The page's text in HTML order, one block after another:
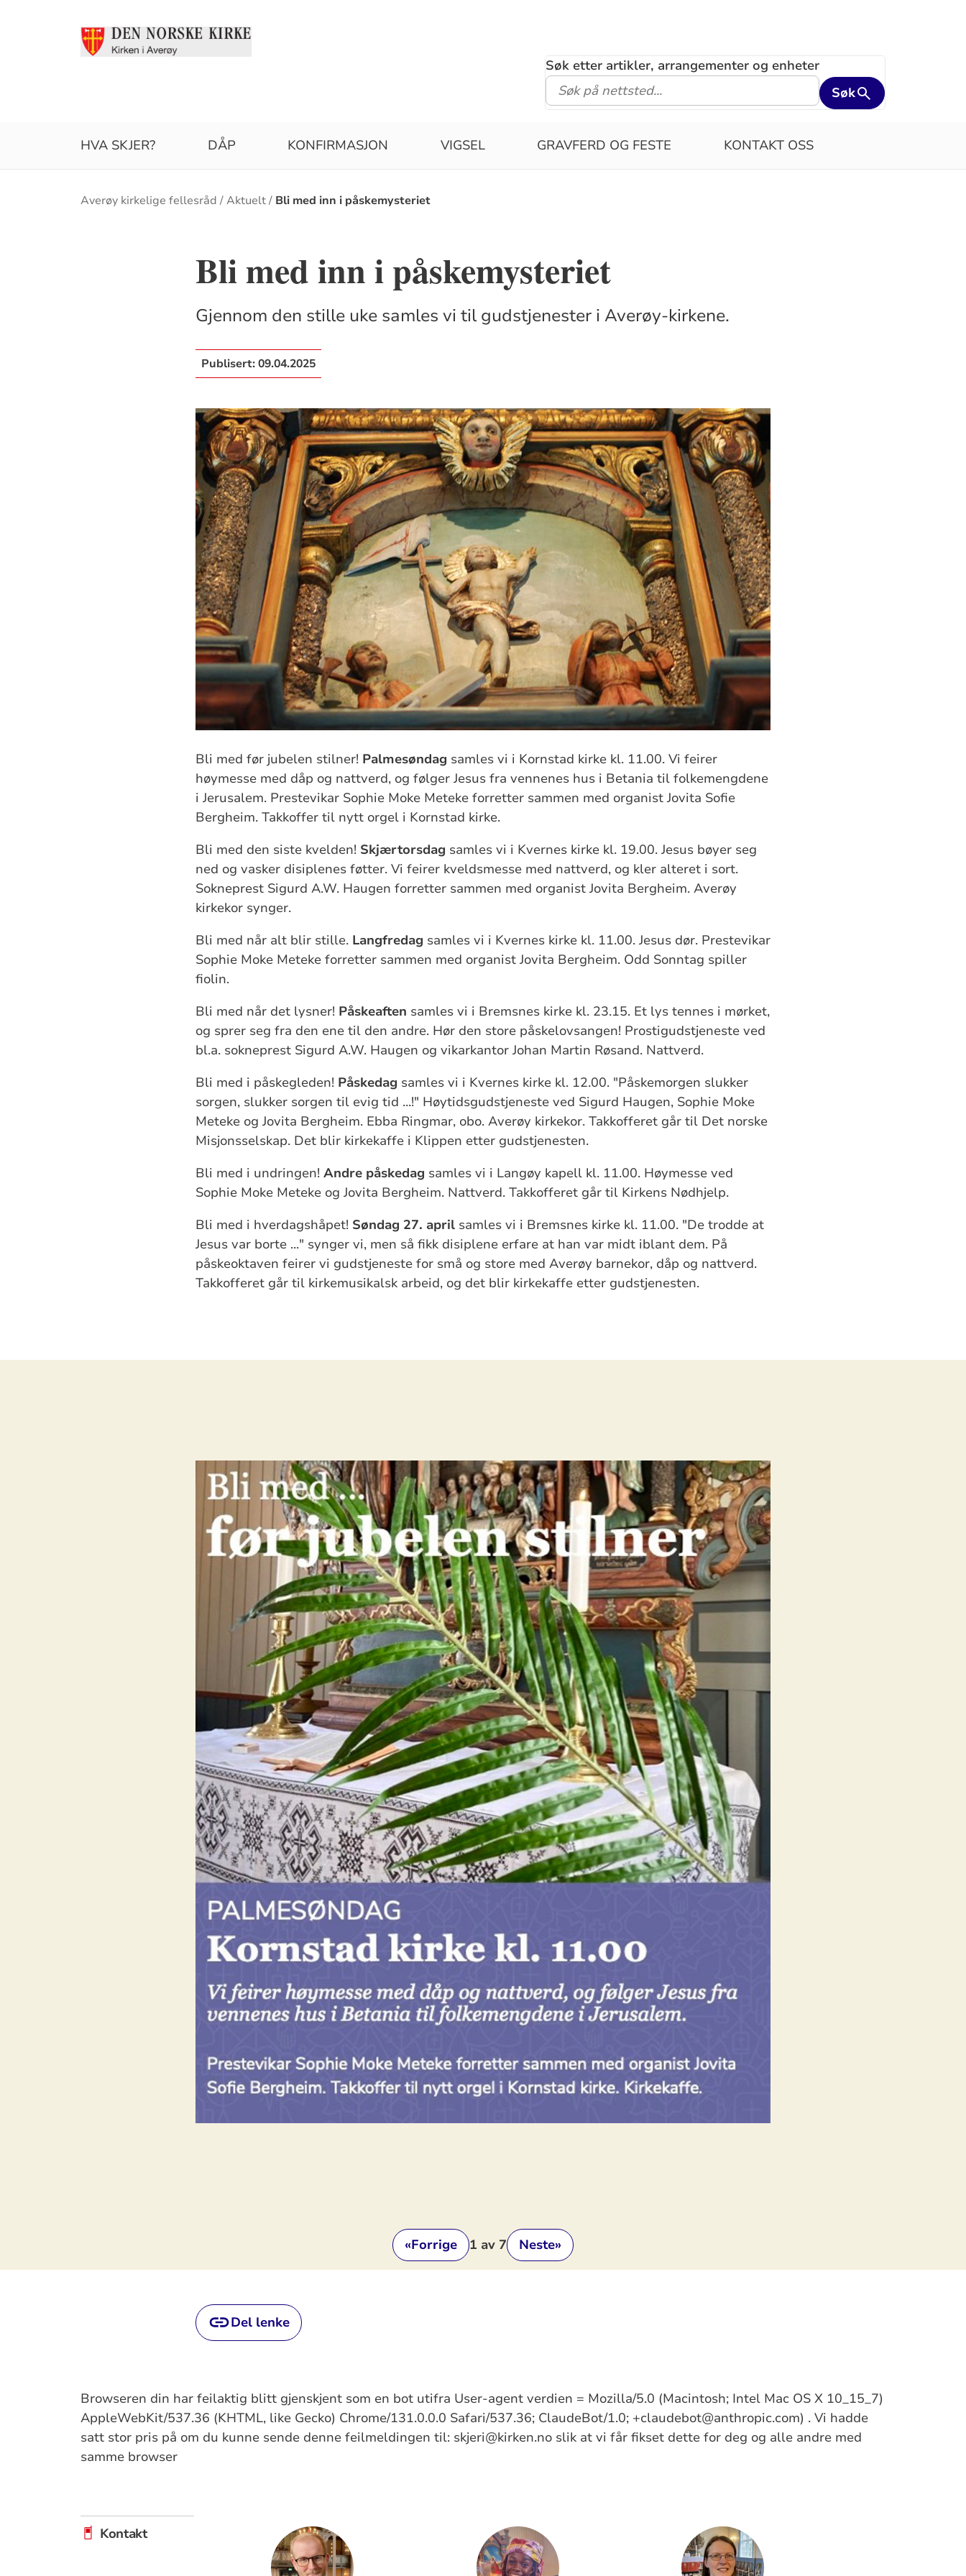
Søk etter artikler, arrangementer og enheter
Søk
HVA SKJER? DÅP KONFIRMASJON VIGSEL GRAVFERD OG FESTE KONTAKT OSS
Brødsmulesti
Averøy kirkelige fellesråd Aktuelt Bli med inn i påskemysteriet
Bli med inn i påskemysteriet
Gjennom den stille uke samles vi til gudstjenester i Averøy-kirkene.
Publisert:09.04.2025
Bli med før jubelen stilner! Palmesøndag samles vi i Kornstad kirke kl. 11.00. Vi feirer
høymesse med dåp og nattverd, og følger Jesus fra vennenes hus i Betania til folkemengdene
i Jerusalem. Prestevikar Sophie Moke Meteke forretter sammen med organist Jovita Sofie
Bergheim. Takkoffer til nytt orgel i Kornstad kirke.
Bli med den siste kvelden! Skjærtorsdag samles vi i Kvernes kirke kl. 19.00. Jesus bøyer seg
ned og vasker disiplenes føtter. Vi feirer kveldsmesse med nattverd, og kler alteret i sort.
Sokneprest Sigurd A.W. Haugen forretter sammen med organist Jovita Bergheim. Averøy
kirkekor synger.
Bli med når alt blir stille. Langfredag samles vi i Kvernes kirke kl. 11.00. Jesus dør. Prestevikar
Sophie Moke Meteke forretter sammen med organist Jovita Bergheim. Odd Sonntag spiller
fiolin.
Bli med når det lysner! Påskeaften samles vi i Bremsnes kirke kl. 23.15. Et lys tennes i mørket,
og sprer seg fra den ene til den andre. Hør den store påskelovsangen! Prostigudstjeneste ved
bl.a. sokneprest Sigurd A.W. Haugen og vikarkantor Johan Martin Røsand. Nattverd.
Bli med i påskegleden! Påskedag samles vi i Kvernes kirke kl. 12.00. "Påskemorgen slukker
sorgen, slukker sorgen til evig tid ...!" Høytidsgudstjeneste ved Sigurd Haugen, Sophie Moke
Meteke og Jovita Bergheim. Ebba Ringmar, obo. Averøy kirkekor. Takkofferet går til Det norske
Misjonsselskap. Det blir kirkekaffe i Klippen etter gudstjenesten.
Bli med i undringen! Andre påskedag samles vi i Langøy kapell kl. 11.00. Høymesse ved
Sophie Moke Meteke og Jovita Bergheim. Nattverd. Takkofferet går til Kirkens Nødhjelp.
Bli med i hverdagshåpet! Søndag 27. april samles vi i Bremsnes kirke kl. 11.00. "De trodde at
Jesus var borte ..." synger vi, men så fikk disiplene erfare at han var midt iblant dem. På
påskeoktaven feirer vi gudstjeneste for små og store med Averøy barnekor, dåp og nattverd.
Takkofferet går til kirkemusikalsk arbeid, og det blir kirkekaffe etter gudstjenesten.
«Forrige 1 av 7 Neste»
Del lenke
Browseren din har feilaktig blitt gjenskjent som en bot utifra User-agent verdien = Mozilla/5.0 (Macintosh; Intel Mac OS X 10_15_7)
AppleWebKit/537.36 (KHTML, like Gecko) Chrome/131.0.0.0 Safari/537.36; ClaudeBot/1.0; +claudebot@anthropic.com) . Vi hadde
satt stor pris på om du kunne sende denne feilmeldingen til: skjeri@kirken.no slik at vi får fikset dette for deg og alle andre med
samme browser
Kontakt